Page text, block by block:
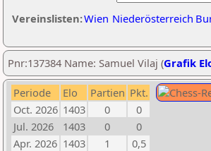
Vereinslisten:Wien Niederösterreich
Pnr:137384 Name: Samuel Vilaj (Grafik
Periode Elo Partien Pkt.
Oct. 2026 1403 0
0
Jul. 2026
1403 0
0
Apr. 2026 1403 1
0,5